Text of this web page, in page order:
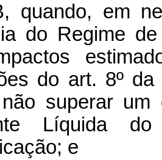
quando, em
do Regime
do art. 8º
superar
Líquida
e